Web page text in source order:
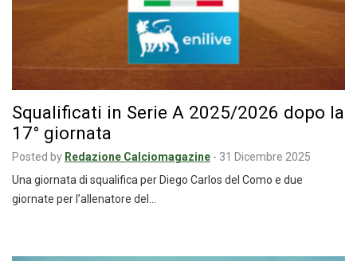
Squalificati in Serie A 2025/2026 dopo la
17° giornata
Posted by Redazione Calciomagazine - 31 Dicembre 2025
Una giornata di squalifica per Diego Carlos del Como e due
giornate per l’allenatore del…